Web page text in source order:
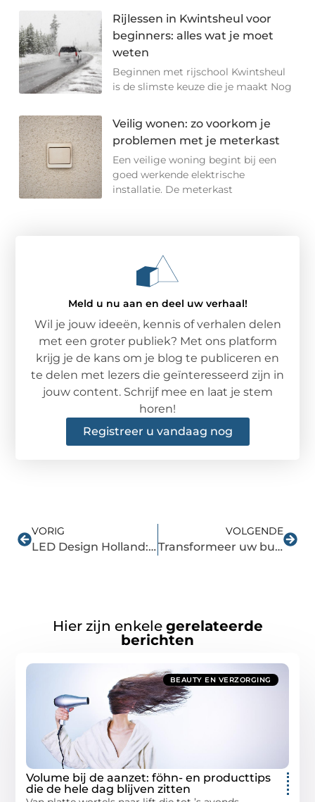
Rijlessen in Kwintsheul voor
beginners: alles wat je moet
weten
Beginnen met rijschool Kwintsheul
is de slimste keuze die je maakt Nog
Veilig wonen: zo voorkom je
problemen met je meterkast
Een veilige woning begint bij een
goed werkende elektrische
installatie. De meterkast
Meld u nu aan en deel uw verhaal!
Wil je jouw ideeën, kennis of verhalen delen
met een groter publiek? Met ons platform
krijg je de kans om je blog te publiceren en
te delen met lezers die geïnteresseerd zijn in
jouw content. Schrijf mee en laat je stem
horen!
Registreer u vandaag nog
VORIG
LED Design Holland: Gespecialiseerd in LED-verlichting voor sportveldverlichting en maatwerk
VOLGENDE
Transformeer uw buitenruimte met tuinaanleg in regio Roermond
Hier zijn enkele gerelateerde
berichten
BEAUTY EN VERZORGING
Volume bij de aanzet: föhn- en producttips
die de hele dag blijven zitten